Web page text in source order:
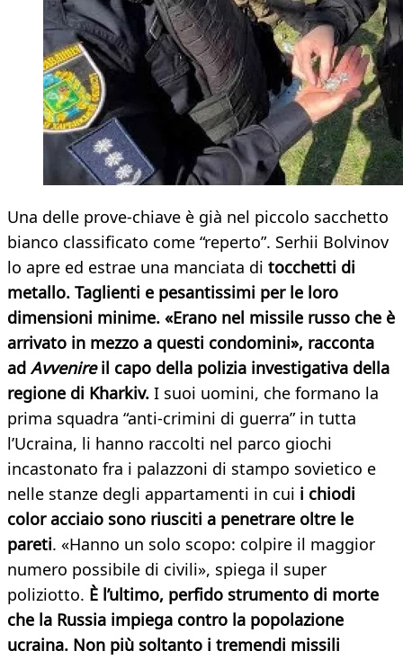
Una delle prove-chiave è già nel piccolo sacchetto
bianco classificato come “reperto”. Serhii Bolvinov
lo apre ed estrae una manciata di tocchetti di
metallo. Taglienti e pesantissimi per le loro
dimensioni minime. «Erano nel missile russo che è
arrivato in mezzo a questi condomini», racconta
ad Avvenireil capo della polizia investigativa della
regione di Kharkiv. I suoi uomini, che formano la
prima squadra “anti-crimini di guerra” in tutta
l’Ucraina, li hanno raccolti nel parco giochi
incastonato fra i palazzoni di stampo sovietico e
nelle stanze degli appartamenti in cui i chiodi
color acciaio sono riusciti a penetrare oltre le
pareti. «Hanno un solo scopo: colpire il maggior
numero possibile di civili», spiega il super
poliziotto. È l’ultimo, perfido strumento di morte
che la Russia impiega contro la popolazione
ucraina. Non più soltanto i tremendi missili